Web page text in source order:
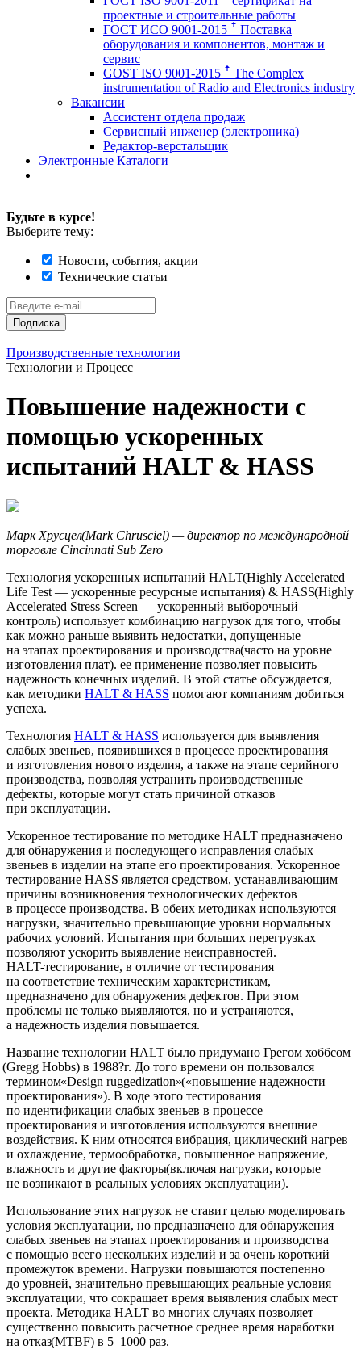
проектные и строительные работы
ГОСТ ИСО 9001-2015 ꜛ Поставка
оборудования и компонентов, монтаж и
сервис
GOST ISO 9001-2015 ꜛ The Complex
instrumentation of Radio and Electronics industry
Вакансии
Ассистент отдела продаж
Сервисный инженер (электроника)
Редактор-верстальщик
Электронные Каталоги
Будьте в курсе!
Выберите тему:
Новости, события, акции
Технические статьи
Подписка
Производственные технологии
Технологии и Процесс
Повышение надежности с
помощью ускоренных
испытаний HALT & HASS
Марк Хрусцел(MarkChrusciel) —директор по международной
торговле Cincinnati Sub Zero
Технология ускоренных испытаний HALT(Highly Accelerated
Life Test — ускоренные ресурсные испытания) & HASS(Highly
Accelerated Stress Screen — ускоренный выборочный
контроль) использует комбинацию нагрузок для того, чтобы
как можно раньше выявить недостатки, допущенные
на этапах проектирования и производства(часто на уровне
изготовления плат). ее применение позволяет повысить
надежность конечных изделий. В этой статье обсуждается,
как методики HALT & HASS помогают компаниям добиться
успеха.
Технология HALT & HASS используется для выявления
слабых звеньев, появившихся в процессе проектирования
и изготовления нового изделия, а также на этапе серийного
производства, позволяя устранить производственные
дефекты, которые могут стать причиной отказов
при эксплуатации.
Ускоренное тестирование по методике HALT предназначено
для обнаружения и последующего исправления слабых
звеньев в изделии на этапе его проектирования. Ускоренное
тестирование HASS является средством, устанавливающим
причины возникновения технологических дефектов
в процессе производства. В обеих методиках используются
нагрузки, значительно превышающие уровни нормальных
рабочих условий. Испытания при больших перегрузках
позволяют ускорить выявление неисправностей.
HALT-тестирование, в отличие от тестирования
на соответствие техническим характеристикам,
предназначено для обнаружения дефектов. При этом
проблемы не только выявляются, но и устраняются,
а надежность изделия повышается.
Название технологии HALT было придумано Грегом хоббсом
(Gregg Hobbs) в 1988?г. До того времени он пользовался
термином«Design ruggedization»
(«повышениенадежности
проектирования»). В ходе этого тестирования
по идентификации слабых звеньев в процессе
проектирования и изготовления используются внешние
воздействия. К ним относятся вибрация, циклический нагрев
и охлаждение, термообработка, повышенное напряжение,
влажность и другие факторы(включая нагрузки, которые
не возникают в реальных условиях эксплуатации).
Использование этих нагрузок не ставит целью моделировать
условия эксплуатации, но предназначено для обнаружения
слабых звеньев на этапах проектирования и производства
с помощью всего нескольких изделий и за очень короткий
промежуток времени. Нагрузки повышаются постепенно
до уровней, значительно превышающих реальные условия
эксплуатации, что сокращает время выявления слабых мест
проекта. Методика HALT во многих случаях позволяет
существенно повысить расчетное среднее время наработки
на отказ(MTBF) в 5–1000 раз.